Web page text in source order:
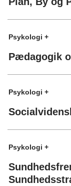
Psykologi +
Pædagogik
Psykologi +
Psykologi +